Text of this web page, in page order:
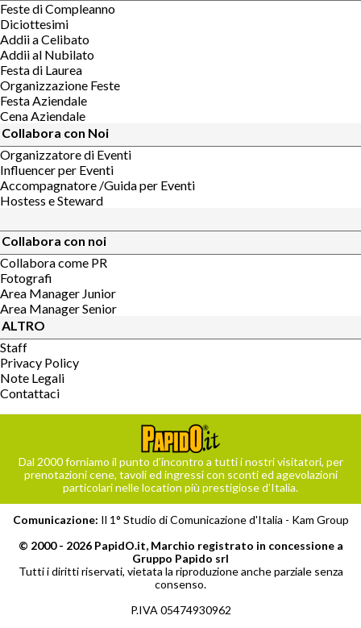
Feste di Compleanno
Diciottesimi
Addii a Celibato
Addii al Nubilato
Festa di Laurea
Organizzazione Feste
Festa Aziendale
Cena Aziendale
Collabora con Noi
Organizzatore di Eventi
Influencer per Eventi
Accompagnatore /Guida per Eventi
Hostess e Steward
Collabora con noi
Collabora come PR
Fotografi
Area Manager Junior
Area Manager Senior
ALTRO
Staff
Privacy Policy
Note Legali
Contattaci
Dal 2000 forniamo il punto d’incontro a tutti i nostri visitatori, per
prenotazioni cene, tavoli ed ingressi con sconti ed agevolazioni
particolari nelle location più prestigiose d’Italia.
Comunicazione: Il 1° Studio di Comunicazione d'Italia - Kam Group
© 2000 - 2026 PapidO.it, Marchio registrato in concessione a
Gruppo Papido srl
Tutti i diritti riservati, vietata la riproduzione anche parziale senza
consenso.
P.IVA 05474930962